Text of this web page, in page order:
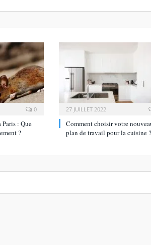
0
: Que
?
27 JUILLET 2022
Comment choisir votre
plan de travail pour la cuisine ?